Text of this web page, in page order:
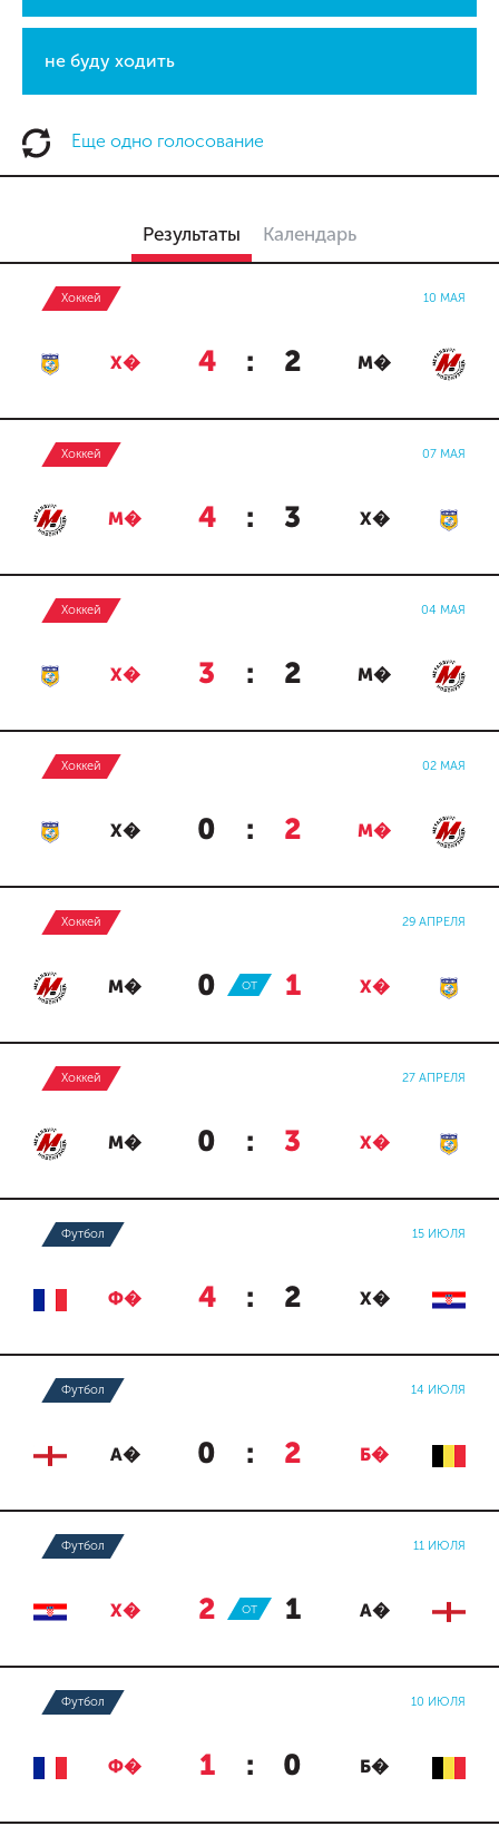
не буду ходить
Еще одно голосование
Результаты Календарь
Хоккей 10 МАЯ
Х� 4 : 2 М�
Хоккей 07 МАЯ
М� 4 : 3 Х�
Хоккей 04 МАЯ
Х� 3 : 2 М�
Хоккей 02 МАЯ
Х� 0 : 2 М�
Хоккей 29 АПРЕЛЯ
М� 0 : 1 Х�
ОТ
Хоккей 27 АПРЕЛЯ
М� 0 : 3 Х�
Футбол 15 ИЮЛЯ
Ф� 4 : 2 Х�
Футбол 14 ИЮЛЯ
А� 0 : 2 Б�
Футбол 11 ИЮЛЯ
Х� 2 : 1 А�
ОТ
Футбол 10 ИЮЛЯ
Ф� 1 : 0 Б�